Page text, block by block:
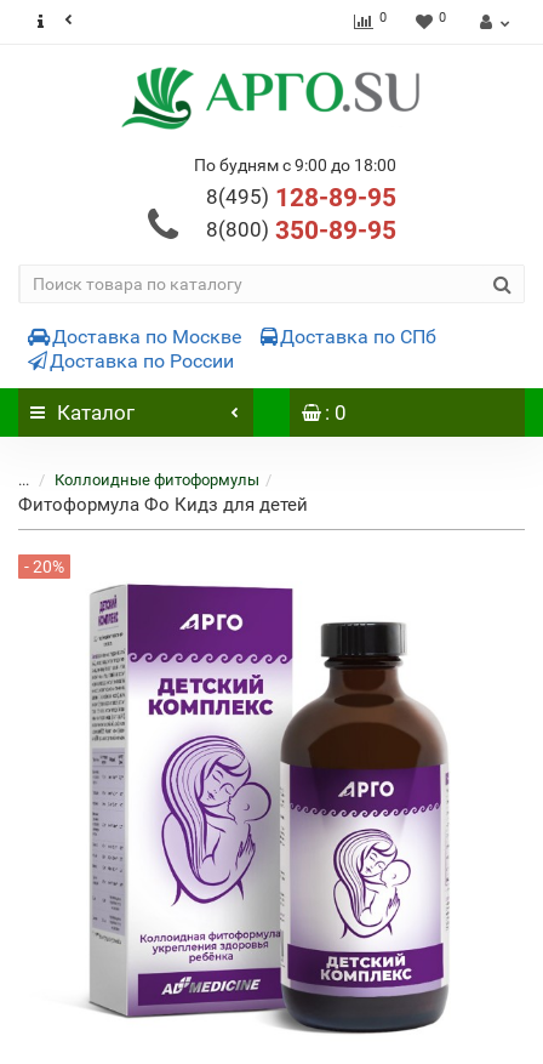
0 0
По будням с 9:00 до 18:00
8(495) 128-89-95
8(800) 350-89-95
Доставка по Москве
Доставка по СПб
Доставка по России
Каталог : 0
... Коллоидные фитоформулы
Фитоформула Фо Кидз для детей
- 20%